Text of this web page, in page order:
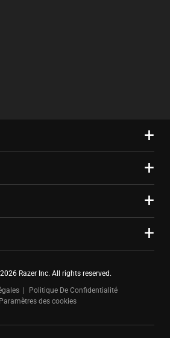
Razer Inc. All rights reserved.
Politique De Confidentialité
Paramètres des cookies